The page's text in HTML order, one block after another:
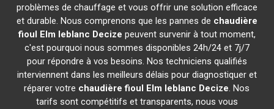
problèmes de chauffage et vous offrir une solution efficace
et durable. Nous comprenons que les pannes de chaudière
fioul Elm leblanc Decize peuvent survenir à tout moment,
c'est pourquoi nous sommes disponibles 24h/24 et 7j/7
pour répondre à vos besoins. Nos techniciens qualifiés
interviennent dans les meilleurs délais pour diagnostiquer et
réparer votre chaudière fioul Elm leblanc Decize. Nos
tarifs sont compétitifs et transparents, nous vous